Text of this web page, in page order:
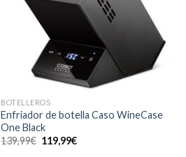
BOTELLEROS
Enfriador de botella Caso WineCase
One Black
139,99€ El
precio
119,99€El